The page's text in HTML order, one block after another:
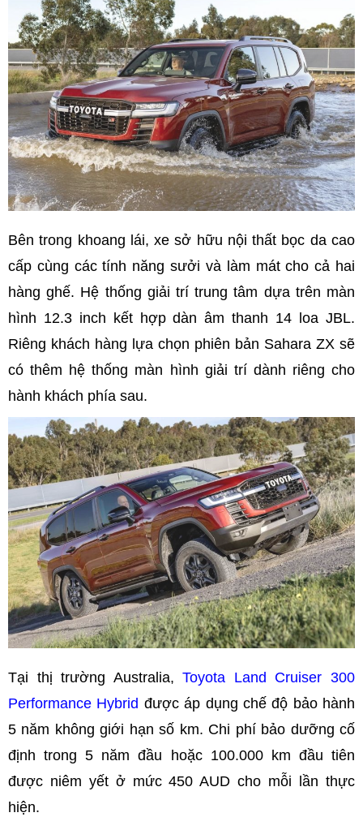
Bên trong khoang lái, xe sở hữu nội thất bọc da cao
cấp cùng các tính năng sưởi và làm mát cho cả hai
hàng ghế. Hệ thống giải trí trung tâm dựa trên màn
hình 12.3 inch kết hợp dàn âm thanh 14 loa JBL.
Riêng khách hàng lựa chọn phiên bản Sahara ZX sẽ
có thêm hệ thống màn hình giải trí dành riêng cho
hành khách phía sau.
Tại thị trường Australia,Toyota Land Cruiser 300
Performance Hybrid được áp dụng chế độ bảo hành
5 năm không giới hạn số km. Chi phí bảo dưỡng cố
định trong 5 năm đầu hoặc 100.000 km đầu tiên
được niêm yết ở mức 450 AUD cho mỗi lần thực
hiện.